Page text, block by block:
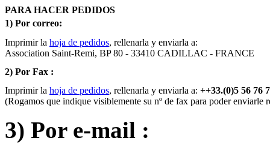
PARA HACER PEDIDOS
1) Por correo:
Imprimir la hoja de pedidos, rellenarla y enviarla a:
Association Saint-Remi, BP 80 - 33410 CADILLAC - FRANCE
2) Por Fax :
Imprimir la hoja de pedidos, rellenarla y enviarla a:
(Rogamos que indique visiblemente su nº de fax para poder
3) Por e-mail :